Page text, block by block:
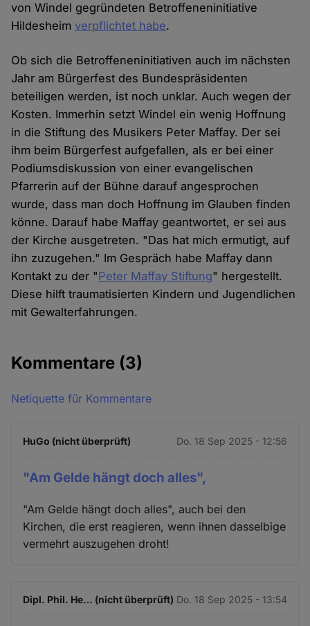
von Windel gegründeten Betroffeneninitiative
Hildesheimverpflichtet habe.
Ob sich die Betroffeneninitiativen auch im nächsten
Jahr am Bürgerfest des Bundespräsidenten
beteiligen werden, ist noch unklar. Auch wegen der
Kosten. Immerhin setzt Windel ein wenig Hoffnung
in die Stiftung des Musikers Peter Maffay. Der sei
ihm beim Bürgerfest aufgefallen, als er bei einer
Podiumsdiskussion von einer evangelischen
Pfarrerin auf der Bühne darauf angesprochen
wurde, dass man doch Hoffnung im Glauben finden
könne. Darauf habe Maffay geantwortet, er sei aus
der Kirche ausgetreten. "Das hat mich ermutigt, auf
ihn zuzugehen." Im Gespräch habe Maffay dann
Kontakt zu der "Peter Maffay Stiftung" hergestellt.
Diese hilft traumatisierten Kindern und Jugendlichen
mit Gewalterfahrungen.
Kommentare (3)
Netiquette für Kommentare
HuGo (nicht überprüft) Do. 18 Sep 2025 - 12:56
"Am Gelde hängt doch alles",
"Am Gelde hängt doch alles", auch bei den
Kirchen, die erst reagieren, wenn ihnen dasselbige
vermehrt auszugehen droht!
Dipl. Phil. He… (nicht überprüft) Do. 18 Sep 2025 - 13:54